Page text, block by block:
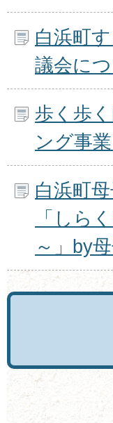
白浜町
議会に
歩く歩
ング事
白浜町
「しら
～」by